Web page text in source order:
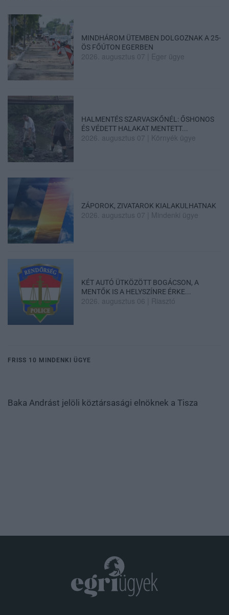
MINDHÁROM ÜTEMBEN DOLGOZNAK A 25-
ÖS FŐÚTON EGERBEN
2026. augusztus 07 Eger ügye
HALMENTÉS SZARVASKŐNÉL: ŐSHONOS
ÉS VÉDETT HALAKAT MENTETT...
2026. augusztus 07 Környék ügye
ZÁPOROK, ZIVATAROK KIALAKULHATNAK
2026. augusztus 07 Mindenki ügye
KÉT AUTÓ ÜTKÖZÖTT BOGÁCSON, A
MENTŐK IS A HELYSZÍNRE ÉRKE...
2026. augusztus 06 Riasztó
FRISS 10 MINDENKI ÜGYE
Baka Andrást jelöli köztársasági elnöknek a Tisza